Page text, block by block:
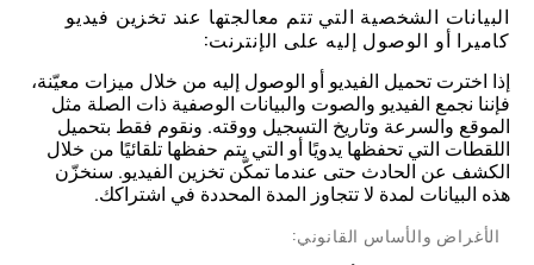
البيانات الشخصية التي تتم معالجتها عند تخزين فيديو
كاميرا أو الوصول إليه على الإنترنت:
إذا اخترت تحميل الفيديو أو الوصول إليه من خلال ميزات معيّنة،
فإننا نجمع الفيديو والصوت والبيانات الوصفية ذات الصلة مثل
الموقع والسرعة وتاريخ التسجيل ووقته. ونقوم فقط بتحميل
اللقطات التي تحفظها يدويًا أو التي يتم حفظها تلقائيًا من خلال
الكشف عن الحادث حتى عندما تمكّن تخزين الفيديو. سنخزّن
هذه البيانات لمدة لا تتجاوز المدة المحددة في اشتراكك.
الأغراض والأساس القانوني: